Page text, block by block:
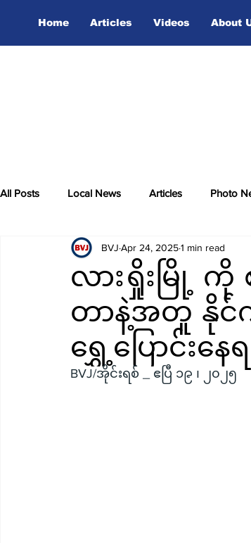
Home Articles Videos About
All Posts Local News Articles Photo
Video
လားရှိုးမြို့
တာနဲ့အတူ နိုင်က
ရွှေ့ပြောင်းနေရ
BVJ Apr 24, 20251 min read
BVJ/အိုင်းရစ် _ ဧပြီ ၁၉ ၊ ၂၀၂၅